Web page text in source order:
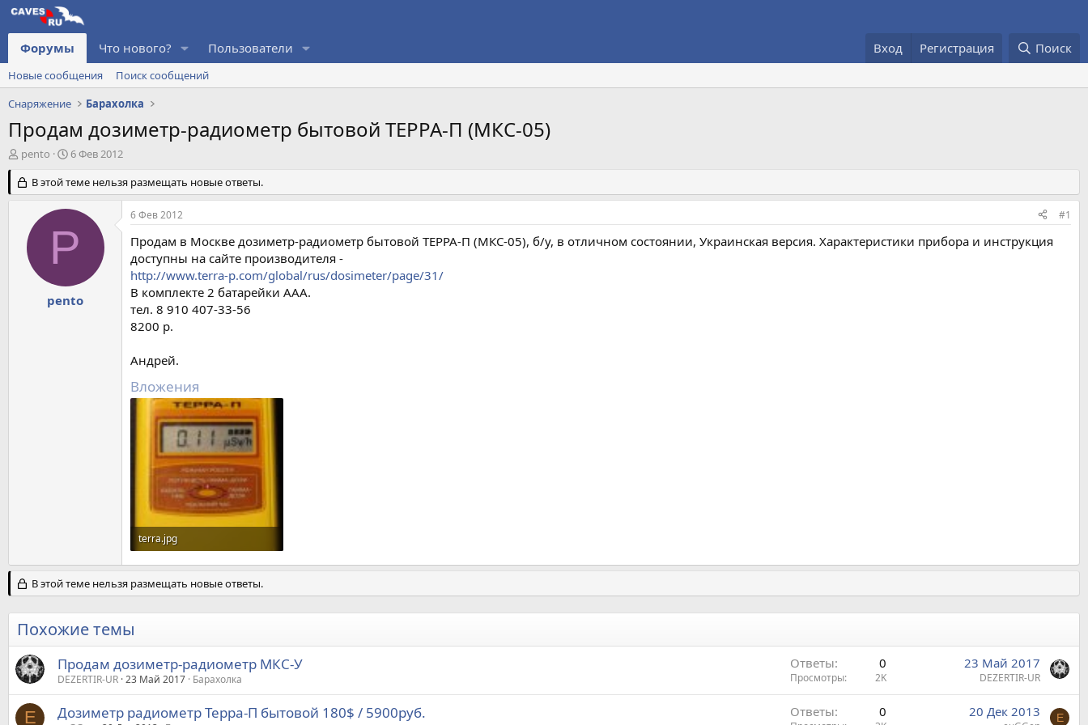
Форумы Что нового? Пользователи Вход Регистрация Поиск
Новые сообщения
Поиск сообщений
Снаряжение
Барахолка
Продам дозиметр-радиометр бытовой ТЕРРА-П (МКС-05)
А
т
о
м
pento
Д
т
а
н
ч
а
а
6 Фев 2012
В этой теме нельзя размещать новые ответы.
P
pento
6 Фев 2012 #1
Продам в Москве дозиметр-радиометр бытовой ТЕРРА-П (МКС-05), б/у, в отличном состоянии, Украинская версия. Характеристики прибора и инструкция
доступны на сайте производителя -
http://www.terra-p.com/global/rus/dosimeter/page/31/
В комплекте 2 батарейки ААА.
тел. 8 910 407-33-56
8200 р.
Андрей.
Вложения
terra.jpg
58,3 KB · Просмотры: 509
В этой теме нельзя размещать новые ответы.
Похожие темы
Продам дозиметр-радиометр МКС-У
DEZERTIR-UR 23 Май 2017 Барахолка
Ответы 0
Просмотры 2K
23 Май 2017
DEZERTIR-UR
E Дозиметр радиометр Терра-П бытовой 180$ / 5900руб. Ответы 0 20 Дек 2013 E